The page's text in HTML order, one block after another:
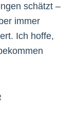
schätzt –
immer
Ich hoffe,